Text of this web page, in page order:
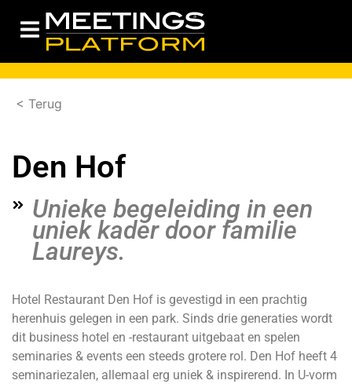
< Terug
Den Hof
Unieke begeleiding in een
uniek kader door familie
Laureys.
Hotel Restaurant Den Hof is gevestigd in een prachtig
herenhuis gelegen in een park. Sinds drie generaties wordt
dit business hotel en -restaurant uitgebaat en spelen
seminaries & events een steeds grotere rol. Den Hof heeft 4
seminariezalen, allemaal erg uniek & inspirerend. In U-vorm